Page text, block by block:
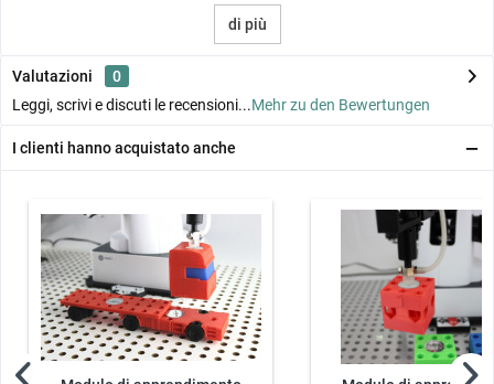
di più
Valutazioni
0
Leggi, scrivi e discuti le recensioni...Mehr zu den Bewertungen
I clienti hanno acquistato anche